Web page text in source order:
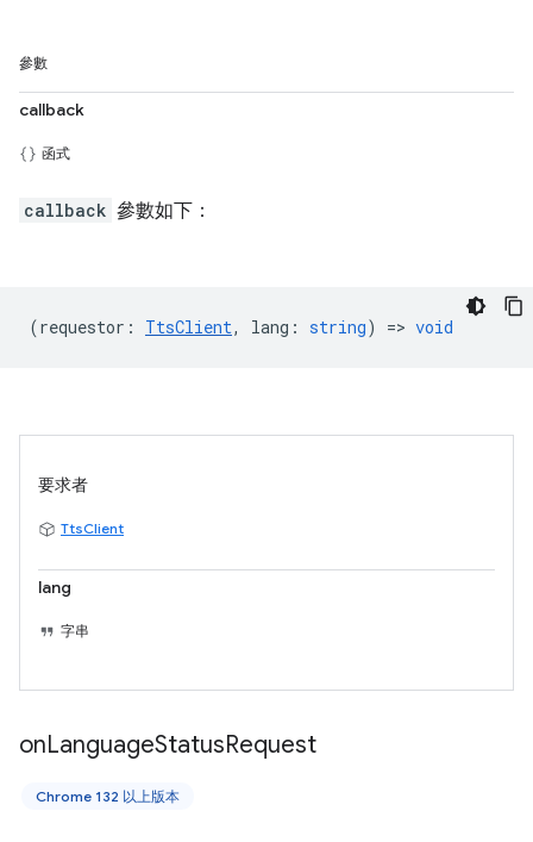
參數
callback
函式
callback 參數如下：
(requestor : TtsClient, lang : string) => void
要求者
TtsClient
lang
字串
onLanguageStatusRequest
Chrome 132 以上版本